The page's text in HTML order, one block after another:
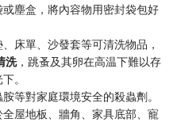
塵盒，將內容物用密封袋包好
床單、沙發套等可清洗物品，
洗，跳蚤及其卵在高温下難以存
。
胺等對家庭環境安全的殺蟲劑。
屋地板、牆角、家具底部、寵